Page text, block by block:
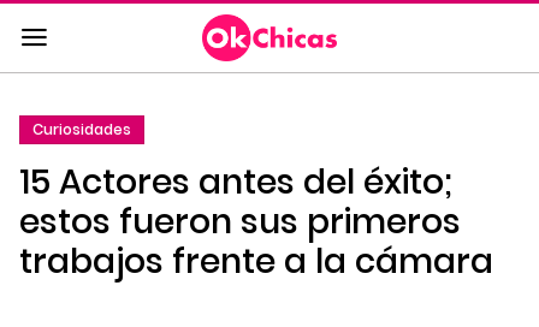
Saltar
al
contenido
la
navegación
principal
Curiosidades
15 Actores antes del éxito;
estos fueron sus primeros
trabajos frente a la cámara